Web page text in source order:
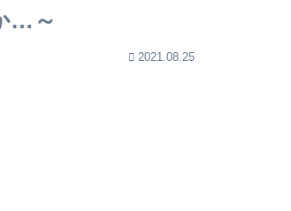
…～
2021.08.25